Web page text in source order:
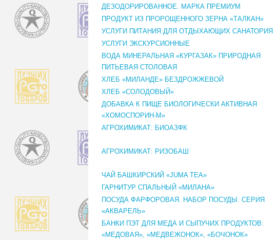
ДЕЗОДОРИРОВАННОЕ. МАРКА ПРЕМИУМ
ПРОДУКТ ИЗ ПРОРОЩЕННОГО ЗЕРНА «ТАЛКАН»
УСЛУГИ ПИТАНИЯ ДЛЯ ОТДЫХАЮЩИХ САНАТОРИЯ
УСЛУГИ ЭКСКУРСИОННЫЕ
ВОДА МИНЕРАЛЬНАЯ «КУРГАЗАК» ПРИРОДНАЯ
ПИТЬЕВАЯ СТОЛОВАЯ
ХЛЕБ «МИЛАНДЕ» БЕЗДРОЖЖЕВОЙ
ХЛЕБ «СОЛОДОВЫЙ»
ДОБАВКА К ПИЩЕ БИОЛОГИЧЕСКИ АКТИВНАЯ
«ХОМОСПОРИН-М»
АГРОХИМИКАТ: БИОАЗФК
АГРОХИМИКАТ: РИЗОБАШ
ЧАЙ БАШКИРСКИЙ «JUMA TEA»
ГАРНИТУР СПАЛЬНЫЙ «МИЛАНА»
ПОСУДА ФАРФОРОВАЯ. НАБОР ПОСУДЫ. СЕРИЯ
«АКВАРЕЛЬ»
БАНКИ ПЭТ ДЛЯ МЕДА И СЫПУЧИХ ПРОДУКТОВ:
«МЕДОВАЯ», «МЕДВЕЖОНОК», «БОЧОНОК»